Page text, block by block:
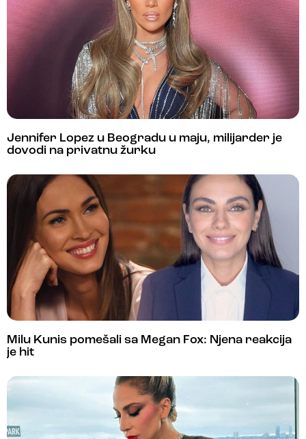
Jennifer Lopez u Beogradu u maju, milijarder je
dovodi na privatnu žurku
Milu Kunis pomešali sa Megan Fox: Njena reakcija
je hit